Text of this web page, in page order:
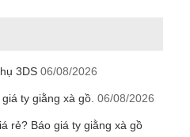
3DS 06/08/2026
ty giằng xà gồ. 06/08/2026
rẻ? Báo giá ty giằng xà gồ